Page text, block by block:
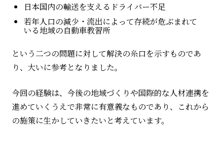
日本国内の輸送を支えるドライバー不足
若年人口の減少・流出によって存続が危ぶまれて
いる地域の自動車教習所
という二つの問題に対して解決の糸口を示すものであ
り、大いに参考となりました。
今回の経験は、今後の地域づくりや国際的な人材連携を
進めていくうえで非常に有意義なものであり、これから
の施策に生かしていきたいと考えています。